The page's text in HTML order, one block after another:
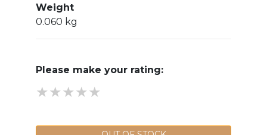
Weight
0.060 kg
Please make your rating:
★
★★
★★★
★★★★
★★★★★